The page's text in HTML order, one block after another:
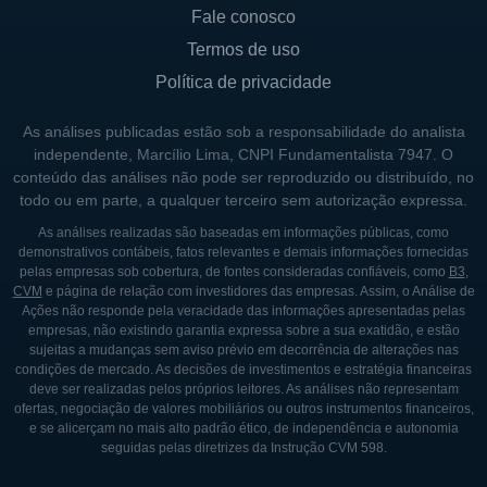
e 2000 pode ser atribuído à crescente
popularização da prática de atividades
físicas entre os brasileiros, influenciada por
um aumento na conscientização sobre saúde
e bem-estar. A empresa começou a expandir
sua presença no mercado, abrindo novas
lojas em diversas regiões do país e
investindo em novas linhas de produtos. A
adaptação às tendências de moda e as
mudanças nas preferências do consumidor
foram fundamentais para o sucesso contínuo
da marca.
Fale conosco
Termos de uso
Política de privacidade
As análises publicadas estão sob a responsabilidade do analista
independente, Marcílio Lima, CNPI Fundamentalista 7947. O
conteúdo das análises não pode ser reproduzido ou distribuído, no
todo ou em parte, a qualquer terceiro sem autorização expressa.
As análises realizadas são baseadas em informações públicas, como
demonstrativos contábeis, fatos relevantes e demais informações fornecidas
pelas empresas sob cobertura, de fontes consideradas confiáveis, como B3,
CVM e página de relação com investidores das empresas. Assim, o Análise de
Ações não responde pela veracidade das informações apresentadas pelas
empresas, não existindo garantia expressa sobre a sua exatidão, e estão
sujeitas a mudanças sem aviso prévio em decorrência de alterações nas
condições de mercado. As decisões de investimentos e estratégia financeiras
deve ser realizadas pelos próprios leitores. As análises não representam
ofertas, negociação de valores mobiliários ou outros instrumentos financeiros,
e se alicerçam no mais alto padrão ético, de independência e autonomia
seguidas pelas diretrizes da Instrução CVM 598.